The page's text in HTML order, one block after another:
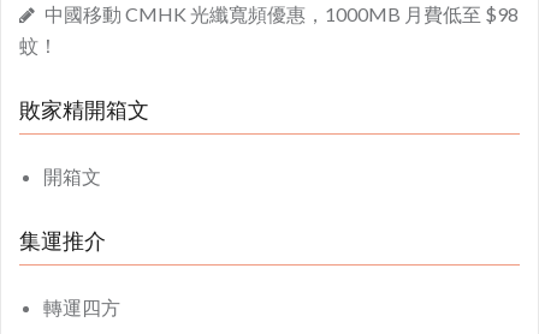
中國移動 CMHK 光纖寬頻優惠，1000MB 月費低至 $98
蚊！
敗家精開箱文
開箱文
集運推介
轉運四方